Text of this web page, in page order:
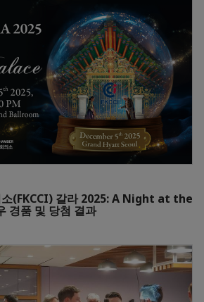
소(FKCCI) 갈라 2025: A Night at the
경품 및 당첨 결과